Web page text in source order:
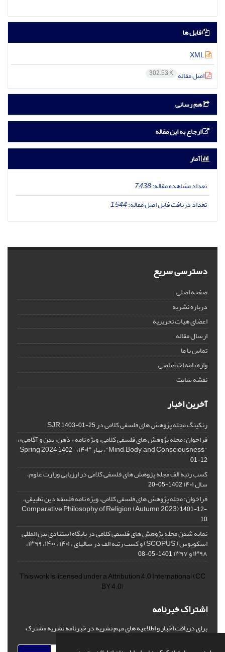
فایل ها
اصل مقاله 302.53 K
هم رسانی
ارجاع به این مقاله
آمار
تعداد مشاهده مقاله:7,438
تعداد دریافت فایل اصل مقاله:1,544
دسترسی سریع
صفحه اصلی
درباره نشریه
اعضای هیات تحریریه
ارسال مقاله
تماس با ما
واژه نامه اختصاصی
نقشه سایت
آخرین اخبار
رنکینگ مجله پژوهش های فلسفی کلامی در SJR1403-01-25
فراخوان: مجله پژوهش های فلسفی کلامی، ویژه نامه « ذهن، بدن و آگاهی»،
"Mind, Body, and Consciousness"، بهار ۱۴۰۳، Spring 2024
1402-
01-12
کسب رتبه الف مجله پژوهش های فلسفی کلامی در ارزیابی وزارت علوم،
سال ۱۴۰۱ 1402-05-20
فراخوان: مجله پژوهش های فلسفی کلامی، ویژه نامه فلسفه دین تطبیقی،
,Comparative Philosophy of Religion (Autumn 2023)
1401-12-
10
نمایه شدن مجله پژوهش های فلسفی کلامی در پایگاه استنادی بین المللی
اسکوپوس ( SCOPUS) و کسب رتبه الف در سالهای ، ۱۴۰۱ ، ۱۴۰۰، ۱۳۹۹،
۱۳۹۸ و ۱۳۹۷ 1401-05-08
This work is licensed under aAttribution 4.0 International(CC
BY 4.0)
اشتراک خبرنامه
برای دریافت اخبار و اطلاعیه های مهم نشریه در خبرنامه نشریه مشترک